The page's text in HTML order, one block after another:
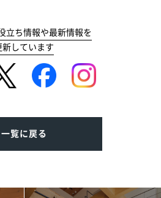
立ち情報や最新情報を
新しています
一覧に戻る